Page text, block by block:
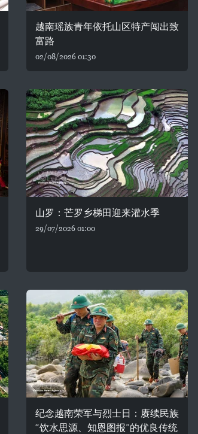
越南瑶族青年依托山区特产闯出致
富路
02/08/2026 01:30
山罗：芒罗乡梯田迎来灌水季
29/07/2026 01:00
纪念越南荣军与烈士日：赓续民族
“饮水思源、知恩图报”的优良传统